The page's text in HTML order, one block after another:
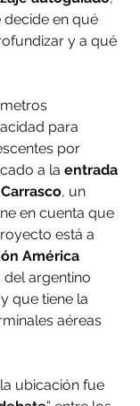
en qué
y a qué
para
por
a la entrada
, un
en cuenta que
está a
América
argentino
que tiene la
aéreas
ubicación fue